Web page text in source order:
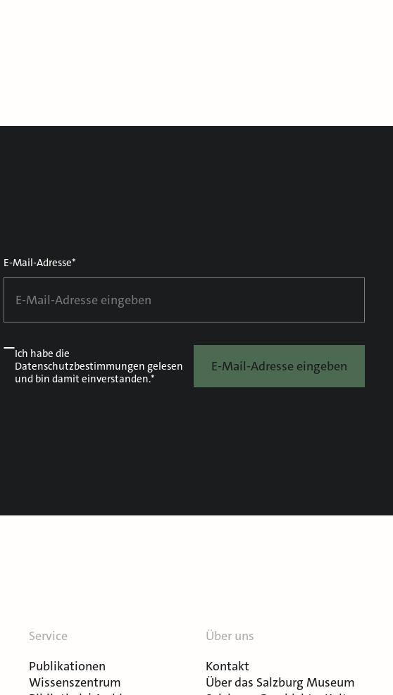
E-Mail-Adresse*
Ich habe die
Datenschutzbestimmungen gelesen
und bin damit einverstanden.*
E-Mail-Adresse eingeben
Service
Publikationen
Wissenszentrum
Über uns
Kontakt
Über das Salzburg Museum